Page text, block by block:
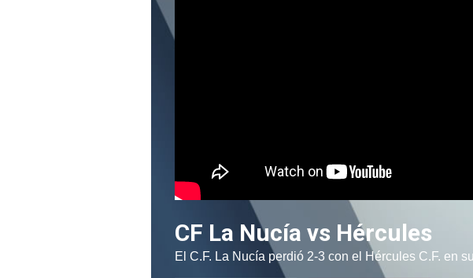
CF La Nucía vs Hércules
El C.F. La Nucía perdió 2-3 con el Hércules C.F. en